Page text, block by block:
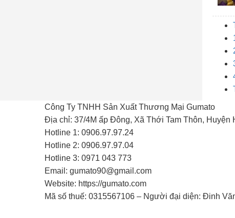
Công Ty TNHH Sản Xuất Thương Mại Gumato
Địa chỉ: 37/4M ấp Đông, Xã Thới Tam Thôn, Huyện
Hotline 1: 0906.97.97.24
Hotline 2: 0906.97.97.04
Hotline 3: 0971 043 773
Email: gumato90@gmail.com
Website: https://gumato.com
Mã số thuế: 0315567106 – Người đại diện: Đinh